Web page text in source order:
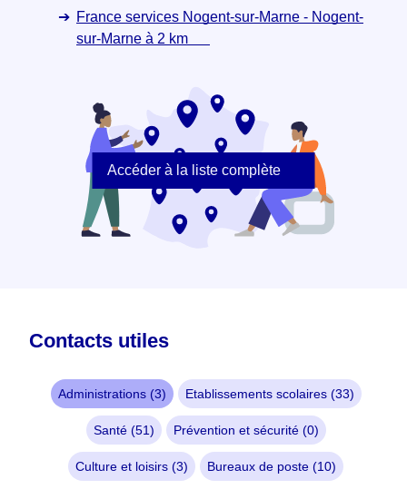
France services Nogent-sur-Marne - Nogent-
sur-Marne à 2 km
Accéder à la liste complète
Contacts utiles
Administrations (3) Etablissements scolaires (33)
Santé (51) Prévention et sécurité (0)
Culture et loisirs (3) Bureaux de poste (10)